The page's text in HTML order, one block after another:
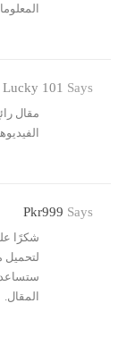
Lucky 101 Says
مقال
Pkr999 Says
شكرًا
لتحميل
المقال.